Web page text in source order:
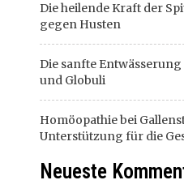
Die heilende Kraft der
gegen Husten
Die sanfte
und Globuli
Homöopathie bei
Unterstützung für die
Neueste